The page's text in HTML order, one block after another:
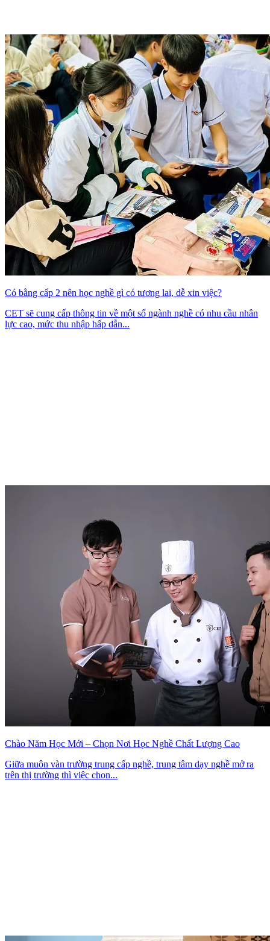
Có bằng cấp 2 nên học nghề gì có tương lai, dễ xin việc?
CET sẽ cung cấp thông tin về một số ngành nghề có nhu cầu nhân
lực cao, mức thu nhập hấp dẫn...
Chào Năm Học Mới – Chọn Nơi Học Nghề Chất Lượng Cao
Giữa muôn vàn trường trung cấp nghề, trung tâm dạy nghề mở ra
trên thị trường thì việc chọn...